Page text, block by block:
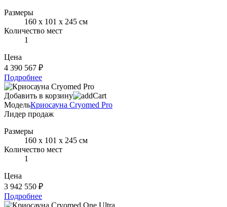
Размеры
160 х 101 х 245 см
Количество мест
1
Цена
4 390 567 ₽
Подробнее
Добавить в корзину
МодельКриосауна Cryomed Pro
Лидер продаж
Размеры
160 х 101 х 245 см
Количество мест
1
Цена
3 942 550 ₽
Подробнее